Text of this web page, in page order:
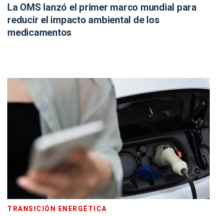
La OMS lanzó el primer marco mundial para
reducir el impacto ambiental de los
medicamentos
TRANSICIÓN ENERGÉTICA